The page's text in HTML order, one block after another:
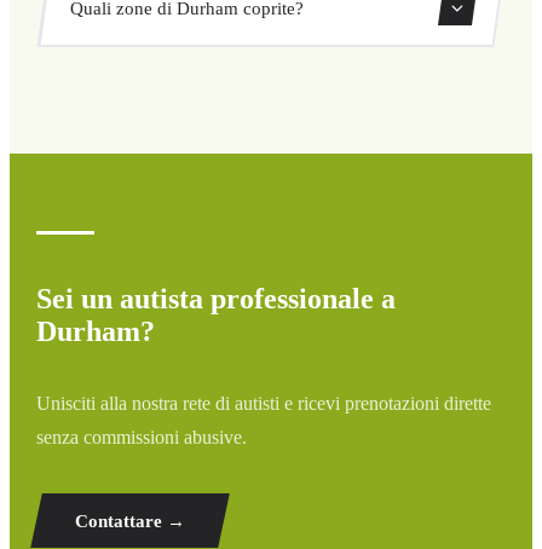
ritorno direttamente dal nostro sistema di prenotazione.
Quali zone di Durham coprite?
Sei un autista professionale a
Durham?
Unisciti alla nostra rete di autisti e ricevi prenotazioni dirette
senza commissioni abusive.
Contattare →